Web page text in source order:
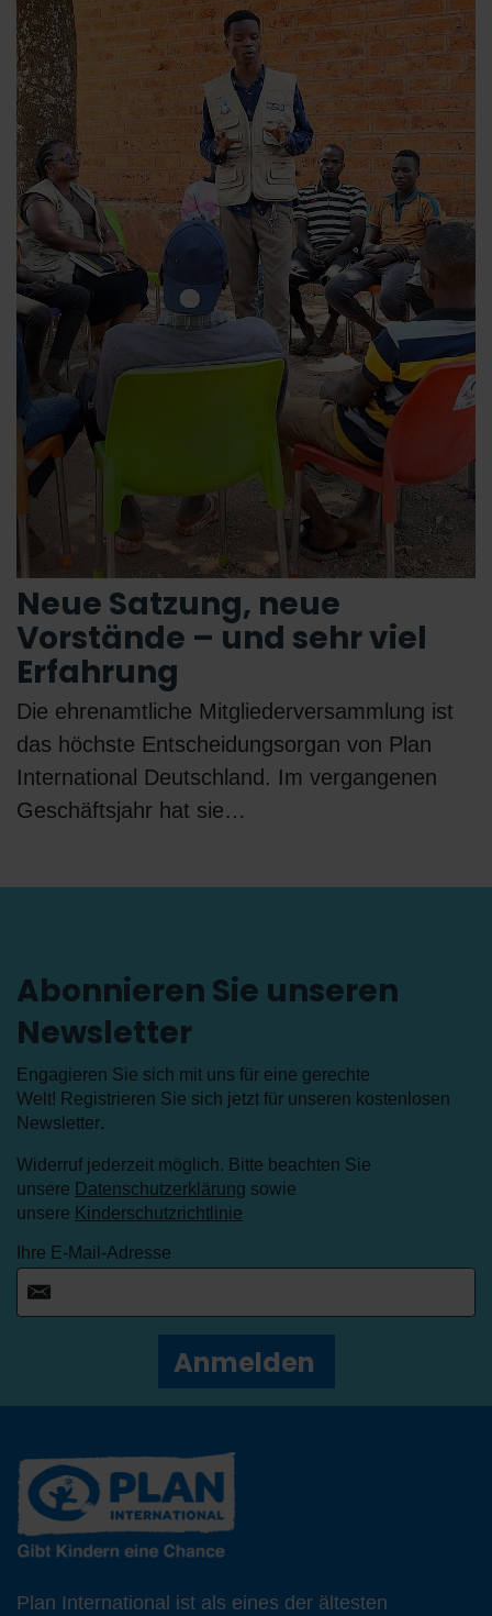
Neue Satzung, neue
Vorstände – und sehr viel
Erfahrung
Die ehrenamtliche Mitgliederversammlung ist
das höchste Entscheidungsorgan von Plan
International Deutschland. Im vergangenen
Geschäftsjahr hat sie…
Abonnieren Sie unseren
Newsletter
Engagieren Sie sich mit uns für eine gerechte
Welt! Registrieren Sie sich jetzt für unseren kostenlosen
Newsletter.
Widerruf jederzeit möglich. Bitte beachten Sie
unsere Datenschutzerklärung sowie
unsere Kinderschutzrichtlinie
Ihre E-Mail-Adresse
Anmelden
Plan International ist als eines der ältesten